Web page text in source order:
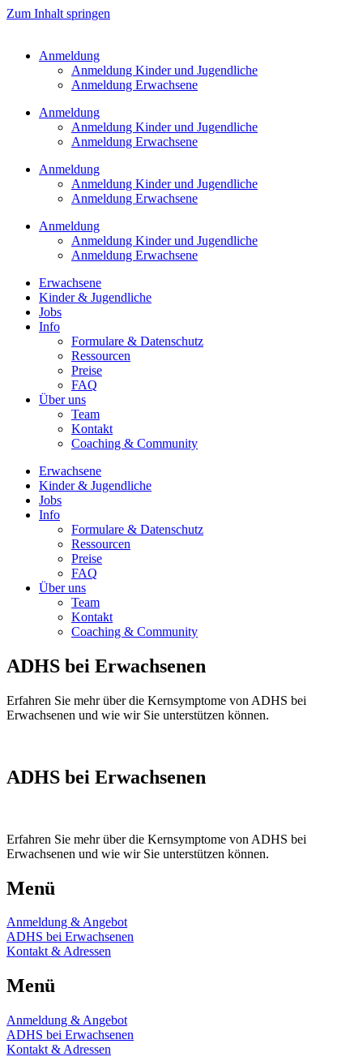
Zum Inhalt springen
Anmeldung
Anmeldung Kinder und Jugendliche
Anmeldung Erwachsene
Anmeldung
Anmeldung Kinder und Jugendliche
Anmeldung Erwachsene
Anmeldung
Anmeldung Kinder und Jugendliche
Anmeldung Erwachsene
Anmeldung
Anmeldung Kinder und Jugendliche
Anmeldung Erwachsene
Erwachsene
Kinder & Jugendliche
Jobs
Info
Formulare & Datenschutz
Ressourcen
Preise
FAQ
Über uns
Team
Kontakt
Coaching & Community
Erwachsene
Kinder & Jugendliche
Jobs
Info
Formulare & Datenschutz
Ressourcen
Preise
FAQ
Über uns
Team
Kontakt
Coaching & Community
ADHS bei Erwachsenen
Erfahren Sie mehr über die Kernsymptome von ADHS bei
Erwachsenen und wie wir Sie unterstützen können.
ADHS bei Erwachsenen
Erfahren Sie mehr über die Kernsymptome von ADHS bei
Erwachsenen und wie wir Sie unterstützen können.
Menü
Anmeldung & Angebot
ADHS bei Erwachsenen
Kontakt & Adressen
Menü
Anmeldung & Angebot
ADHS bei Erwachsenen
Kontakt & Adressen